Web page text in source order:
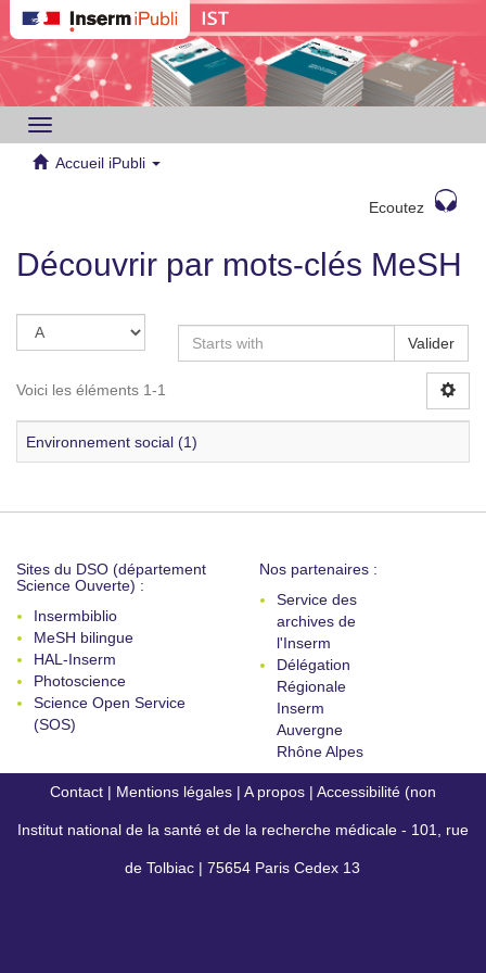
Toggle
navigation
Accueil iPubli
Ecoutez
Découvrir par mots-clés MeSH
Valider
Voici les éléments 1-1
Environnement social (1)
Sites du DSO (département
Science Ouverte) :
Insermbiblio
MeSH bilingue
HAL-Inserm
Photoscience
Science Open Service
(SOS)
Nos partenaires :
Service des
archives de
l'Inserm
Délégation
Régionale
Inserm
Auvergne
Rhône Alpes
Contact | Mentions légales | A propos | Accessibilité (non
conforme)
Institut national de la santé et de la recherche médicale - 101, rue
de Tolbiac | 75654 Paris Cedex 13